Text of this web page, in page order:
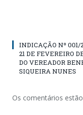
INDICAÇÃO Nº 001/
21 DE FEVEREIRO
DO VEREADOR
SIQUEIRA NUNES
Os comentários